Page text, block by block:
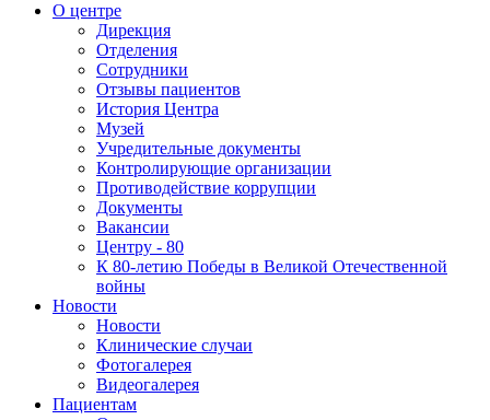
О центре
Дирекция
Отделения
Сотрудники
Отзывы пациентов
История Центра
Музей
Учредительные документы
Контролирующие организации
Противодействие коррупции
Документы
Вакансии
Центру - 80
К 80-летию Победы в Великой Отечественной
войны
Новости
Новости
Клинические случаи
Фотогалерея
Видеогалерея
Пациентам